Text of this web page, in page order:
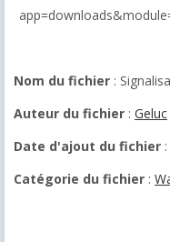
Nom du fichier :
Auteur du fichier : Geluc
Date d'ajout du fichier
Catégorie du fichier :